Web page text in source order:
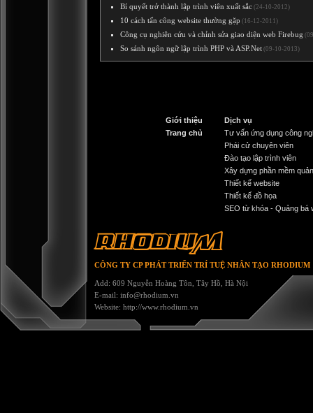
Bí quyết trở thành lập trình viên xuất sắc (24-10-2012)
10 cách tấn công website thường gặp (16-12-2011)
Công cụ nghiên cứu và chỉnh sửa giao diện web Firebug
So sánh ngôn ngữ lập trình PHP và ASP.Net (09-10-2013)
Dịch vụ
Tư vấn ứng dụng công
Phái cử chuyên viên
Đào tạo lập trình viên
Xây dựng phần mềm
Thiết kế website
Thiết kế đồ họa
SEO từ khóa - Quảng bá
Giới thiệu
Trang chủ
RHODIUM
CÔNG TY CP PHÁT TRIỂN TRÍ TUỆ NHÂN TẠO RHODIUM
Add: 609 Nguyễn Hoàng Tôn, Tây Hồ, Hà Nội
E-mail: info@rhodium.vn
Website: http://www.rhodium.vn